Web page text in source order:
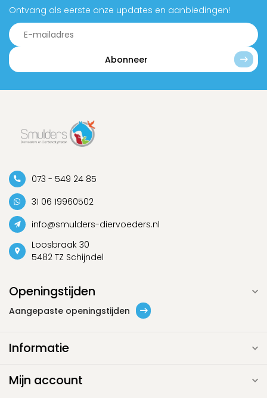
Ontvang als eerste onze updates en aanbiedingen!
Abonneer
073 - 549 24 85
31 06 19960502
info@smulders-diervoeders.nl
Loosbraak 30
5482 TZ Schijndel
Openingstijden
Aangepaste openingstijden
Informatie
Mijn account